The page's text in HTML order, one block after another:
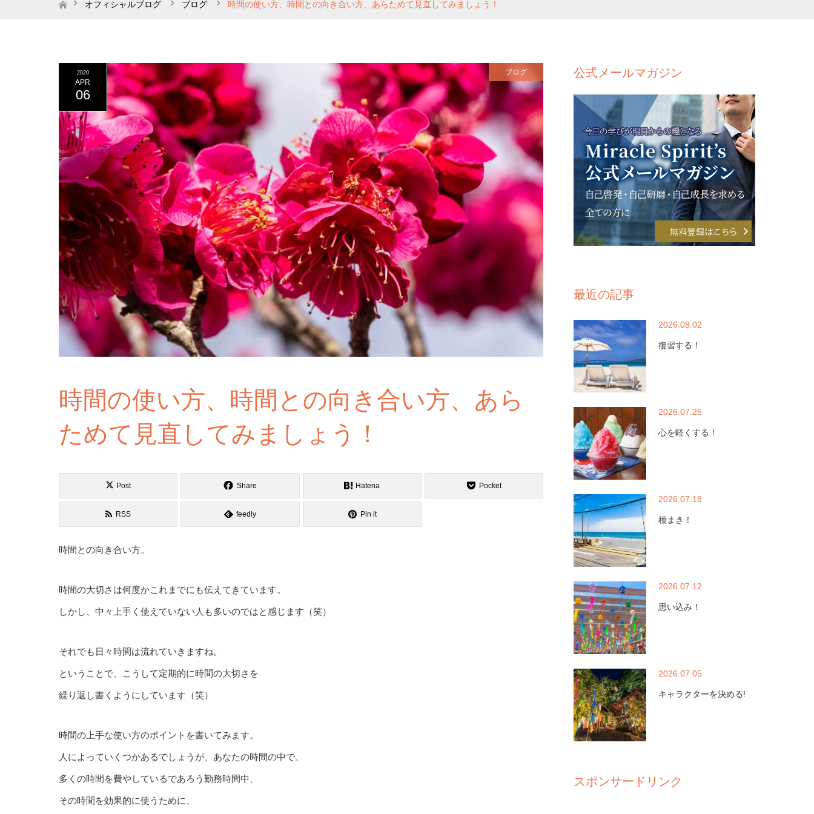
ホームオフィシャルブログ ブログ 時間の使い方、時間との向き合い方、あらためて見直してみましょう！
2020
APR
06
ブログ
時間の使い方、時間との向き合い方、あら
ためて見直してみましょう！
Post Share Hatena Pocket
RSS feedly Pin it
時間との向き合い方。
時間の大切さは何度かこれまでにも伝えてきています。
しかし、中々上手く使えていない人も多いのではと感じます（笑）
それでも日々時間は流れていきますね。
ということで、こうして定期的に時間の大切さを
繰り返し書くようにしています（笑）
時間の上手な使い方のポイントを書いてみます。
人によっていくつかあるでしょうが、あなたの時間の中で、
多くの時間を費やしているであろう勤務時間中、
その時間を効果的に使うために、
公式メールマガジン
最近の記事
2026.08.02
復習する！
2026.07.25
心を軽くする！
2026.07.18
種まき！
2026.07.12
思い込み！
2026.07.05
キャラクターを決める!
スポンサードリンク